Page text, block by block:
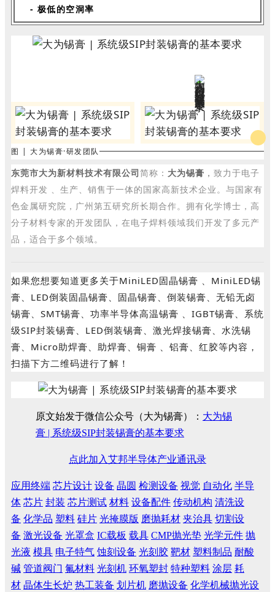
- 极低的空洞率
图 | 大为锡膏·研发团队
东莞市大为新材料技术有限公司 简称： 大为锡膏 ， 致力于电子
焊料开发 、生产、销售于一体的国家高新技术企业。与国家有
色金属研究院，广州第五研究所长期合作。拥有化学博士，高
分子材料专家的开发团队，在电子焊料领域我们开发了多元产
品，适合于多个领域。
如果您想要知道更多关于MiniLED固晶锡膏 、MiniLED锡
膏、LED倒装固晶锡膏、固晶锡膏、倒装锡膏、无铅无卤
锡膏、SMT锡膏、功率半导体高温锡膏 、IGBT锡膏、系统
级SIP封装锡膏、LED倒装锡膏、激光焊接锡膏、水洗锡
膏、Micro助焊膏、助焊膏、铜膏 、铝膏、红胶等内容，
扫描下方二维码进行了解！
原文始发于微信公众号（大为锡膏）： 大为锡
膏 | 系统级SIP封装锡膏的基本要求
点此加入艾邦半导体产业通讯录
应用终端 芯片设计 设备 晶圆 检测设备 视觉 自动化 半导
体 芯片 封装 芯片测试 材料 设备配件 传动机构 清洗设
备 化学品 塑料 硅片 光掩膜版 磨抛耗材 夹治具 切割设
备 激光设备 光罩盒 IC载板 载具 CMP抛光垫 光学元件 抛
光液 模具 电子特气 蚀刻设备 光刻胶 靶材 塑料制品 耐酸
碱 管道阀门 氟材料 光刻机 环氧塑封 特种塑料 涂层 耗
材 晶体生长炉 热工装备 划片机 磨抛设备 化学机械抛光设